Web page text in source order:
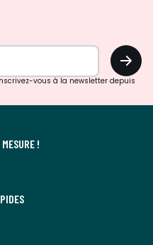
OK
vous à la newsletter depuis
!